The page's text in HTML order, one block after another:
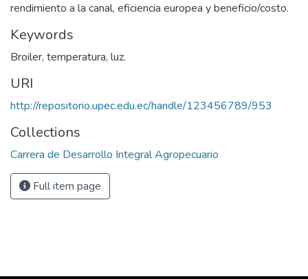
rendimiento a la canal, eficiencia europea y beneficio/costo.
Keywords
Broiler, temperatura, luz.
URI
http://repositorio.upec.edu.ec/handle/123456789/953
Collections
Carrera de Desarrollo Integral Agropecuario
Full item page